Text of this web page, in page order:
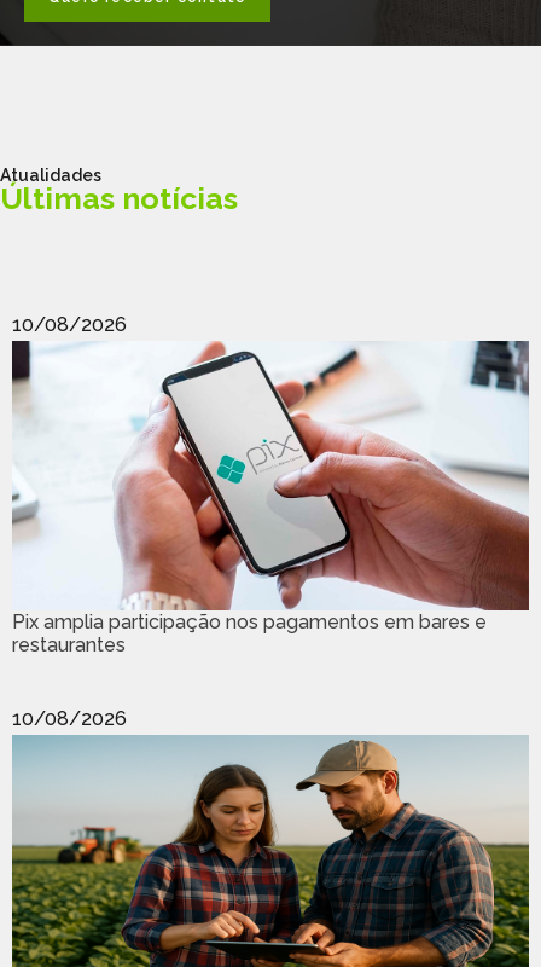
Atualidades
Últimas notícias
10/08/2026
Pix amplia participação nos pagamentos em bares e
restaurantes
10/08/2026